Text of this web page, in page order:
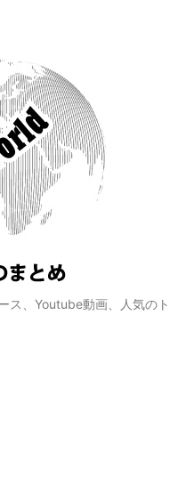
、Youtube動画、人気の